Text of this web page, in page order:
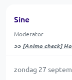
Sine
Moderator
>> [Animo check]
zondag 27